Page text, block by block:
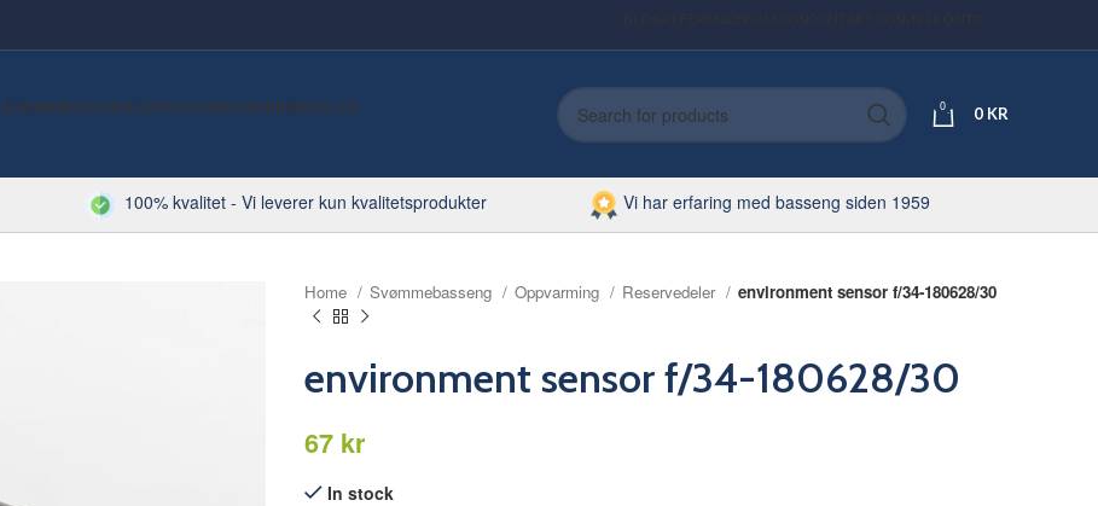
SVØMMEBASSENGSPASAUNAKJEMIRØRDELER 0 0 KR
100% kvalitet - Vi leverer kun kvalitetsprodukter Vi har erfaring med basseng siden 1959
Home Svømmebasseng Oppvarming Reservedeler environment sensor f/34-180628/30
environment sensor f/34-180628/30
kr
In stock